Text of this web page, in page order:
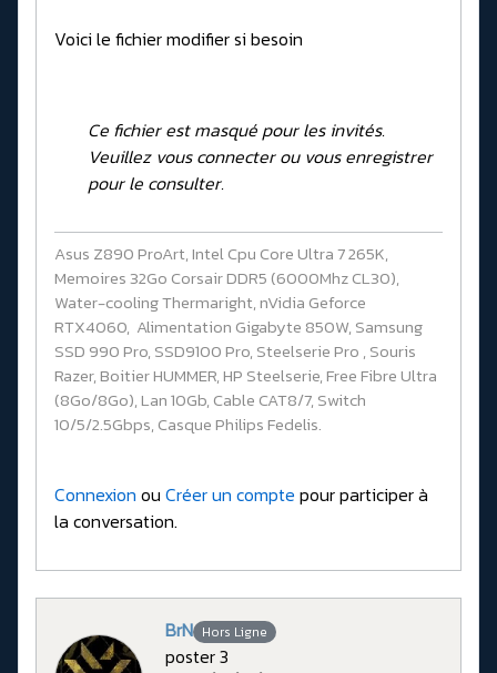
Voici le fichier modifier si besoin
Ce fichier est masqué pour les invités.
Veuillez vous connecter ou vous enregistrer
pour le consulter.
Asus Z890 ProArt, Intel Cpu Core Ultra 7 265K,
Memoires 32Go Corsair DDR5 (6000Mhz CL30),
Water-cooling Thermaright, nVidia Geforce
RTX4060, Alimentation Gigabyte 850W, Samsung
SSD 990 Pro, SSD9100 Pro, Steelserie Pro , Souris
Razer, Boitier HUMMER, HP Steelserie, Free Fibre Ultra
(8Go/8Go), Lan 10Gb, Cable CAT8/7, Switch
10/5/2.5Gbps, Casque Philips Fedelis.
Connexion ou Créer un compte pour participer à
la conversation.
BrN Hors Ligne
poster 3